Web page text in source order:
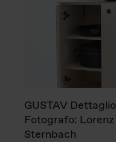
GUSTAV Dettaglio
Fotografo: Lorenz
Sternbach